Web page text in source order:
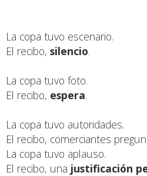
La copa tuvo escenario.
El recibo, silencio.
La copa tuvo foto.
El recibo, espera.
La copa tuvo autoridades.
El recibo, comerciantes
La copa tuvo aplauso.
El recibo, una justificación